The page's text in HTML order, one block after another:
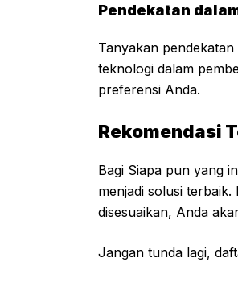
Pendekatan
Tanyakan
teknologi dalam
preferensi Anda.
Rekomendasi
Bagi Siapa pun yang
menjadi solusi
disesuaikan, Anda
Jangan tunda lagi,